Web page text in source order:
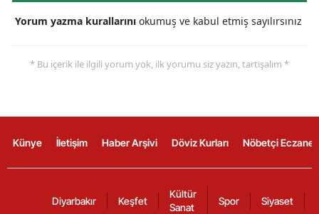
Yorum yazma kurallarını okumuş ve kabul etmiş sayılırsınız
* Bu içerik ile ilgili yorum yok, ilk yorumu siz yazın, tartışalım *
Künye İletişim Haber Arşivi Döviz Kurları Nöbetçi
Diyarbakır Keşfet
Kültür
Sanat
Spor Siyaset